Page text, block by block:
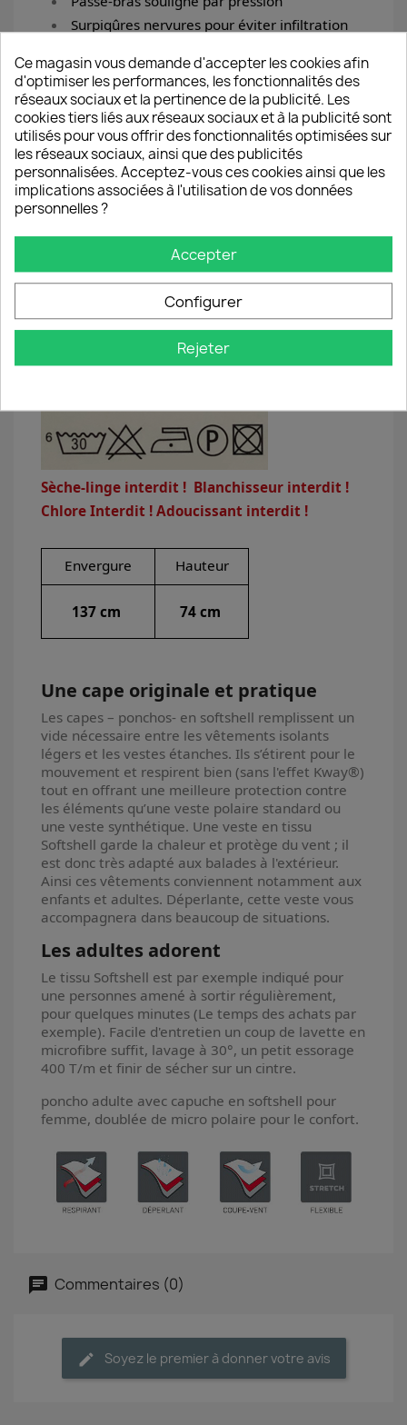
Surpiqûres nervures pour éviter infiltration
Fermeture par pression sur le devant
Placement des motifs aléatoire
100% polyester
Taille unique (sur mesure prendre contact)
Matériau résistant, souple et confortable.
Entretien facile : petites salissures un coup
Lavage 30° Petit essorage 400 T / min.
Finir de sécher sur cintre
Repassage possible coté imprimé avec un fer
TRÈS, TRÈS DOUX (et avec délicatesse)
Sèche-linge interdit ! Blanchisseur interdit !
Chlore Interdit ! Adoucissant interdit !
Envergure Hauteur
137 cm 74 cm
Une cape originale et pratique
Les capes – ponchos- en softshell remplissent un
vide nécessaire entre les vêtements isolants
légers et les vestes étanches. Ils s’étirent pour le
mouvement et respirent bien (sans l'effet Kway®)
tout en offrant une meilleure protection contre
les éléments qu’une veste polaire standard ou
une veste synthétique. Une veste en tissu
Softshell garde la chaleur et protège du vent ; il
est donc très adapté aux balades à l'extérieur.
Ainsi ces vêtements conviennent notamment aux
enfants et adultes. Déperlante, cette veste vous
accompagnera dans beaucoup de situations.
Les adultes adorent
Le tissu Softshell est par exemple indiqué pour
une personnes amené à sortir régulièrement,
pour quelques minutes (Le temps des achats par
exemple). Facile d'entretien un coup de lavette en
microfibre suffit, lavage à 30°, un petit essorage
400 T/m et finir de sécher sur un cintre.
poncho adulte avec capuche en softshell pour
femme, doublée de micro polaire pour le confort.
Commentaires (0)
Soyez le premier à donner votre avis
Ce magasin vous demande d'accepter les cookies afin
d'optimiser les performances, les fonctionnalités des
réseaux sociaux et la pertinence de la publicité. Les
cookies tiers liés aux réseaux sociaux et à la publicité sont
utilisés pour vous offrir des fonctionnalités optimisées sur
les réseaux sociaux, ainsi que des publicités
personnalisées. Acceptez-vous ces cookies ainsi que les
implications associées à l'utilisation de vos données
personnelles ?
Accepter
Configurer
Rejeter